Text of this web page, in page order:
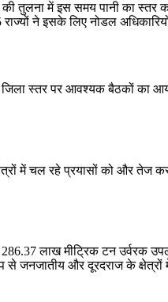
तुलना में इस समय पानी का स्तर
ने इसके लिए नोडल
स्तर पर आवश्यक बैठकों का
में चल रहे प्रयासों को और तेज
लाख मीट्रिक टन उर्वरक
से जनजातीय और दूरदराज के क्षेत्रों